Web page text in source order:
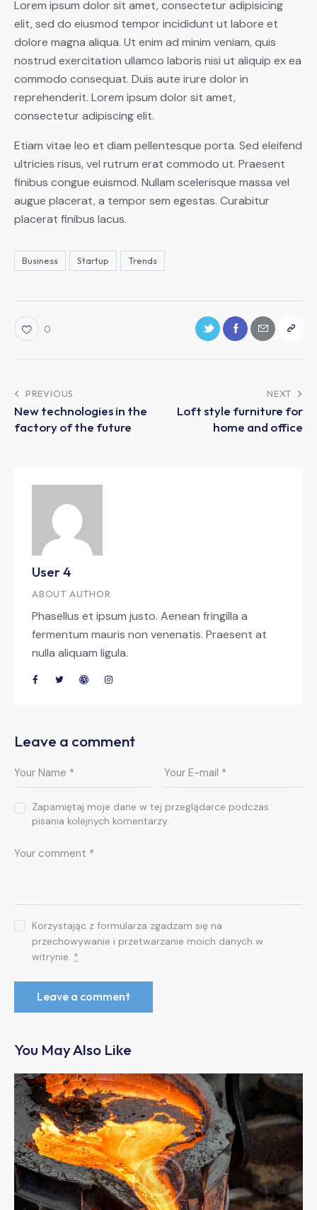
Lorem ipsum dolor sit amet, consectetur adipisicing
elit, sed do eiusmod tempor incididunt ut labore et
dolore magna aliqua. Ut enim ad minim veniam, quis
nostrud exercitation ullamco laboris nisi ut aliquip ex ea
commodo consequat. Duis aute irure dolor in
reprehenderit. Lorem ipsum dolor sit amet,
consectetur adipiscing elit.
Etiam vitae leo et diam pellentesque porta. Sed eleifend
ultricies risus, vel rutrum erat commodo ut. Praesent
finibus congue euismod. Nullam scelerisque massa vel
augue placerat, a tempor sem egestas. Curabitur
placerat finibus lacus.
Business Startup Trends
0
PREVIOUS
New technologies in the
factory of the future
NEXT
Loft style furniture for
home and office
User 4
ABOUT AUTHOR
Phasellus et ipsum justo. Aenean fringilla a
fermentum mauris non venenatis. Praesent at
nulla aliquam ligula.
Leave a comment
Zapamiętaj moje dane w tej przeglądarce podczas
pisania kolejnych komentarzy.
Korzystając z formularza zgadzam się na
przechowywanie i przetwarzanie moich danych w
witrynie. *
You May Also Like